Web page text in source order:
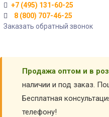
+7 (495) 131-60-25
8 (800) 707-46-25
Заказать обратный звонок
Продажа оптом и в
наличии и под заказ.
Бесплатная
телефону!